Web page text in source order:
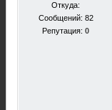
Откуда:
Сообщений: 82
Репутация: 0